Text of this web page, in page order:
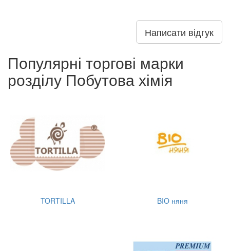
Написати відгук
Популярні торгові марки
розділу Побутова хімія
TORTILLA BIO няня